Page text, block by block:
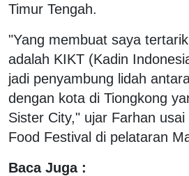
Timur Tengah.
"Yang membuat saya
adalah KIKT (Kadin
jadi penyambung lidah
dengan kota di Tiongkong
Sister City," ujar Farhan
Food Festival di pelataran
Baca Juga :